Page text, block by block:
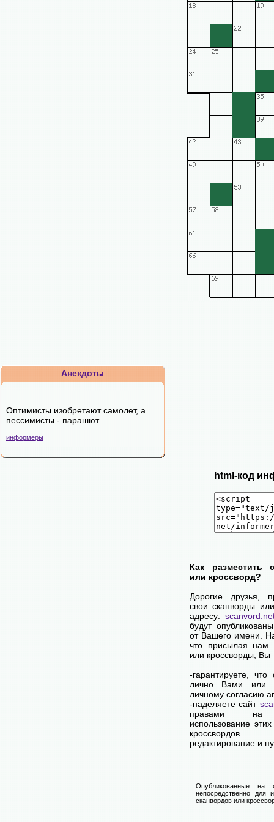
Анекдоты
Оптимисты изобpетают самолет, а
пессимисты - паpашют...
информеры
html-код
Как разместить
или кроссворд?
Дорогие друзья,
свои сканворды
адресу:
будут
от Вашего имени.
что присылая нам
или кроссворды,
-гарантируете,
лично Вами или
личному согласию
-наделяете сайт
правами на
использование
редактирование и
Опубликованные на
непосредственно для
сканвордов или